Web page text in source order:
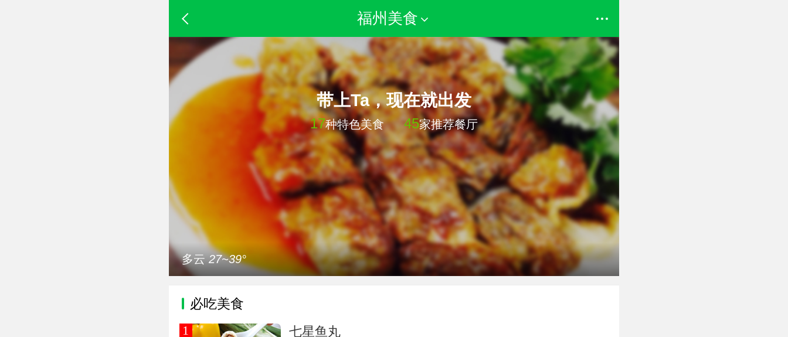
福州美食
带上Ta，现在就出发
17种特色美食 45家推荐餐厅
多云27~39°
必吃美食
1 七星鱼丸